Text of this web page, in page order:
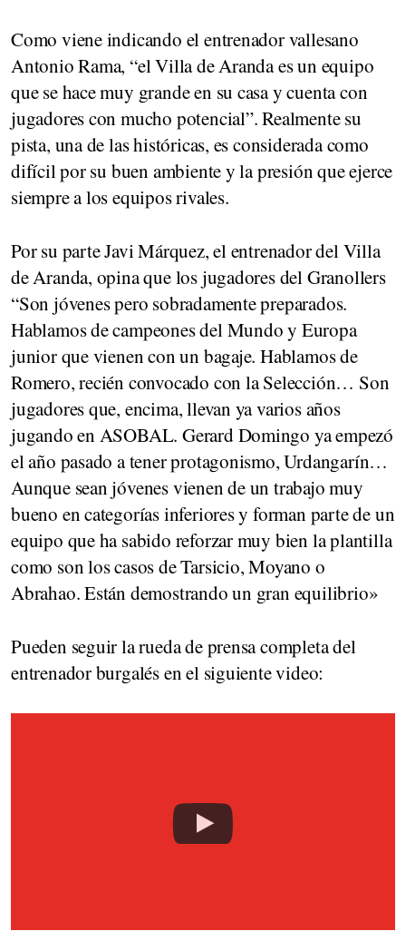
Como viene indicando el entrenador vallesano
Antonio Rama, “el Villa de Aranda es un equipo
que se hace muy grande en su casa y cuenta con
jugadores con mucho potencial”. Realmente su
pista, una de las históricas, es considerada como
difícil por su buen ambiente y la presión que ejerce
siempre a los equipos rivales.
Por su parte Javi Márquez, el entrenador del Villa
de Aranda, opina que los jugadores del Granollers
“Son jóvenes pero sobradamente preparados.
Hablamos de campeones del Mundo y Europa
junior que vienen con un bagaje. Hablamos de
Romero, recién convocado con la Selección… Son
jugadores que, encima, llevan ya varios años
jugando en ASOBAL. Gerard Domingo ya empezó
el año pasado a tener protagonismo, Urdangarín…
Aunque sean jóvenes vienen de un trabajo muy
bueno en categorías inferiores y forman parte de un
equipo que ha sabido reforzar muy bien la plantilla
como son los casos de Tarsicio, Moyano o
Abrahao. Están demostrando un gran equilibrio»
Pueden seguir la rueda de prensa completa del
entrenador burgalés en el siguiente video: